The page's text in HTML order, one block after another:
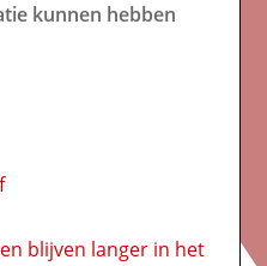
kunnen hebben
blijven langer in het